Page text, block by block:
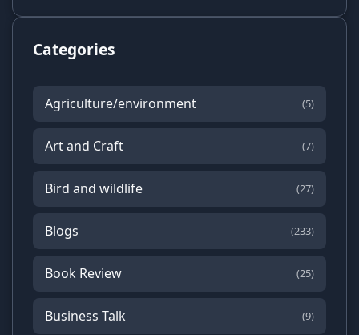
Categories
Agriculture/environment (5)
Art and Craft (7)
Bird and wildlife (27)
Blogs (233)
Book Review (25)
Business Talk (9)